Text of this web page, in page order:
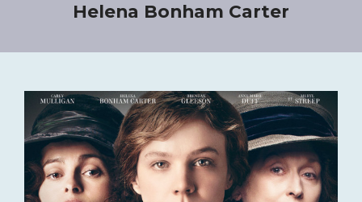
Helena Bonham Carter